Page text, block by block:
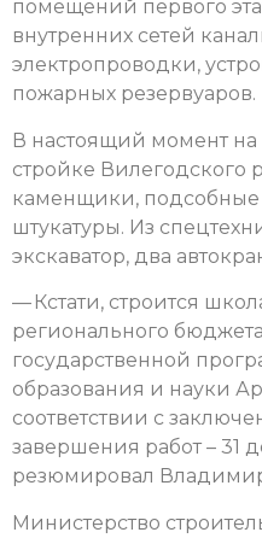
помещений первого
внутренних сетей
электропроводки,
пожарных резервуаров.
В настоящий момент
стройке Вилегодского
каменщики, подсобные
штукатуры. Из
экскаватор, два
— Кстати, строится
регионального
государственной
образования и науки
соответствии с
завершения работ – 31
резюмировал
Министерство